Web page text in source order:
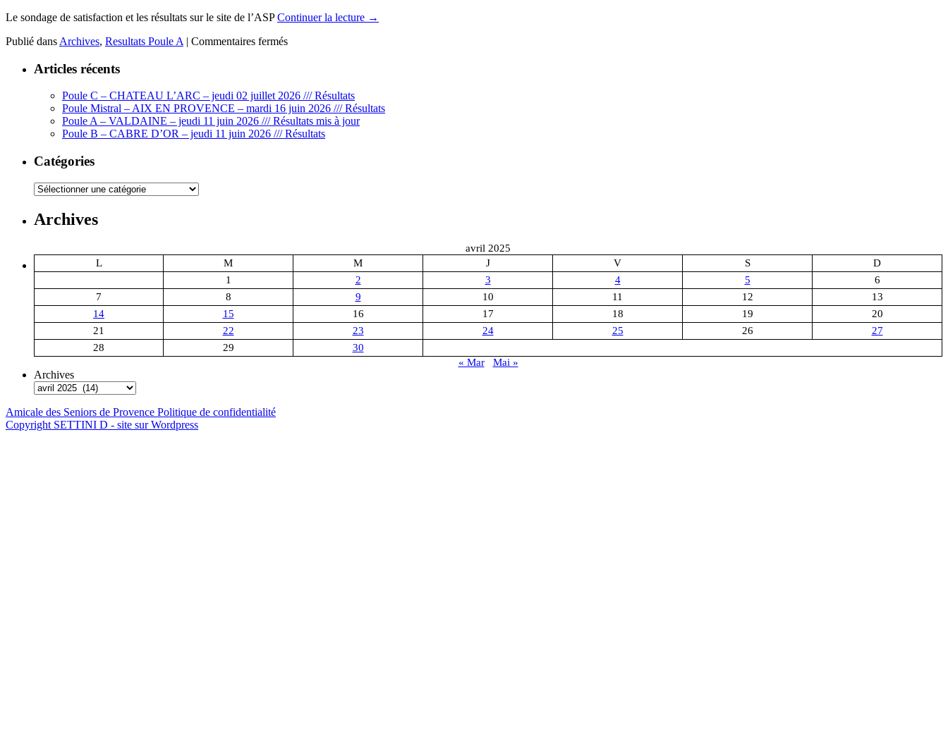
Le sondage de satisfaction et les résultats sur le site de l’ASPContinuer la lecture →
Publié dans Archives, Resultats Poule A | Commentaires ferméssur
AVIGNON
CHATEAUBLANC
–
mardi
08
Articles récents
Poule C – CHATEAU L’ARC – jeudi 02 juillet 2026 /// Résultats
Poule Mistral – AIX EN PROVENCE – mardi 16 juin 2026 /// Résultats
Poule A – VALDAINE – jeudi 11 juin 2026 /// Résultats mis à jour
Poule B – CABRE D’OR – jeudi 11 juin 2026 /// Résultats
Catégories
Catégories
Archives
avril 2025
L
M M J V S
D
1
2 3 4 5
6
7
8 9 10 11 12
13
14
15 16 17 18 19
20
21
22 23 24 25 26
27
28
29
30
« Mar
Mai »
Archives
Amicale des Seniors de Provence Politique de confidentialité
Copyright SETTINI D - site sur Wordpress